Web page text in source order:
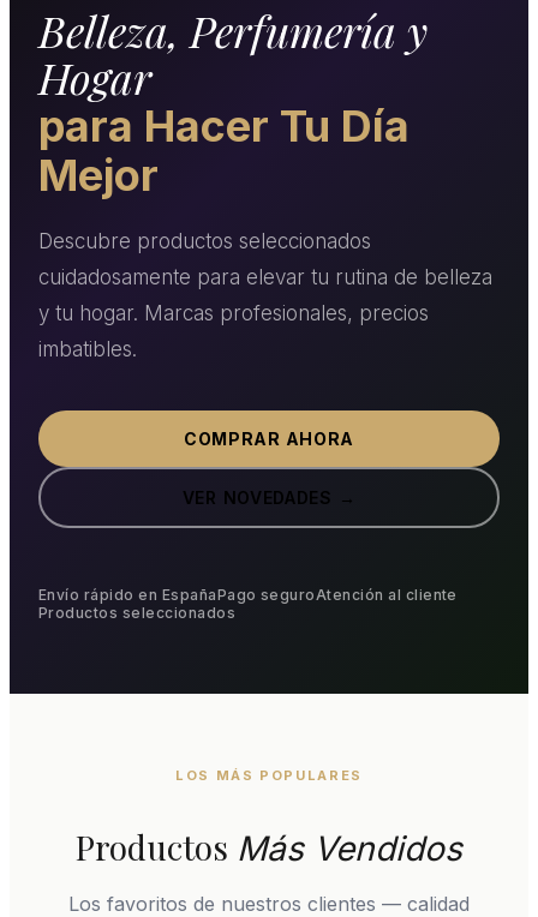
Belleza, Perfumería y
Hogar
para Hacer Tu Día
Mejor
Descubre productos seleccionados
cuidadosamente para elevar tu rutina de belleza
y tu hogar. Marcas profesionales, precios
imbatibles.
COMPRAR AHORA
VER NOVEDADES →
Envío rápido en EspañaPago seguroAtención al cliente
Productos seleccionados
LOS MÁS POPULARES
Productos Más Vendidos
Los favoritos de nuestros clientes — calidad